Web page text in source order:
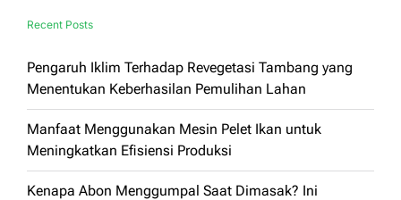
Recent Posts
Pengaruh Iklim Terhadap Revegetasi Tambang yang
Menentukan Keberhasilan Pemulihan Lahan
Manfaat Menggunakan Mesin Pelet Ikan untuk
Meningkatkan Efisiensi Produksi
Kenapa Abon Menggumpal Saat Dimasak? Ini